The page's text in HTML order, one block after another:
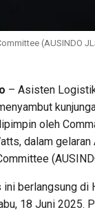
(AUSINDO
– Asisten
oleh
dalam
ini berlangsung di
18 Juni 2025.